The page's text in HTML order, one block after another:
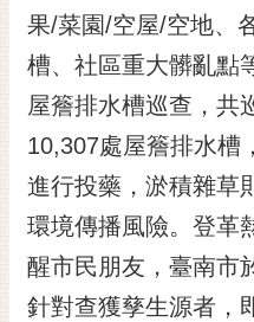
市
民
信
箱
English
日
本
語
隱
果/菜園/空屋/空地、
槽、社區重大髒亂點
屋簷排水槽巡查，共
10,307處屋簷排水槽
進行投藥，淤積雜草
環境傳播風險。登革
醒市民朋友，臺南市
針對查獲孳生源者，